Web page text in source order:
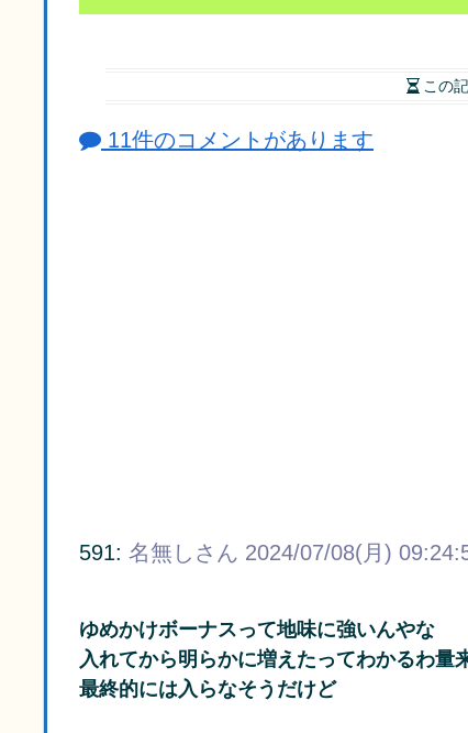
この
11件のコメントがあります
591: 名無しさん 2024/07/08(月)
ゆめかけボーナスって地味に強いんやな
入れてから明らかに増えたってわかるわ量
最終的には入らなそうだけど